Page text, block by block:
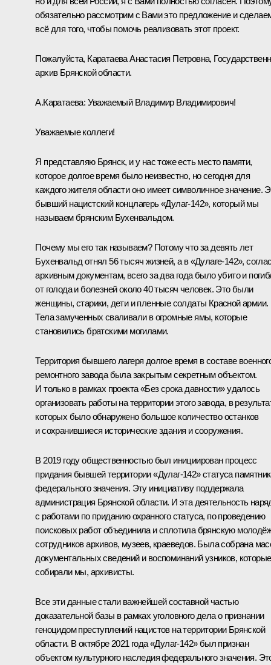
обязательно рассмотрим с Вами это предложение и
всё для того, чтобы помочь реализовать этот проект.
Пожалуйста, Каратаева Анастасия Петровна,
архив Брянской области.
А.Каратаева: Уважаемый Владимир Владимирович!
Уважаемые коллеги!
Я представляю Брянск, и у нас тоже есть место памяти,
которое долгое время было неизвестно, но сегодня для
каждого жителя области оно имеет символичное значение.
бывший нацистский концлагерь «Дулаг-142», который мы
называем брянским Бухенвальдом.
Почему мы его так называем? Потому что за девять лет
Бухенвальд отнял 56 тысяч жизней, а в «Дулаге-142»,
архивным документам, всего за два года было убито и
от голода и болезней около 40 тысяч человек. Это были
женщины, старики, дети и пленные солдаты Красной армии.
Тела замученных сваливали в огромные ямы, которые
становились братскими могилами.
Территория бывшего лагеря долгое время в составе
ремонтного завода была закрытым секретным объектом.
И только в рамках проекта «Без срока давности» удалось
организовать работы на территории этого завода, в
которых было обнаружено большое количество останков
и сохранившиеся исторические здания и сооружения.
В 2019 году общественностью был инициирован процесс
придания бывшей территории «Дулаг-142» статуса
федерального значения. Эту инициативу поддержала
администрация Брянской области. И эта деятельность
с работами по приданию охранного статуса, по проведению
поисковых работ объединила и сплотила брянскую
сотрудников архивов, музеев, краеведов. Была собрана
документальных сведений и воспоминаний узников, которые
собирали мы, архивисты.
Все эти данные стали важнейшей составной частью
доказательной базы в рамках уголовного дела о признании
геноцидом преступлений нацистов на территории Брянской
области. В октябре 2021 года «Дулаг-142» был признан
объектом культурного наследия федерального значения.